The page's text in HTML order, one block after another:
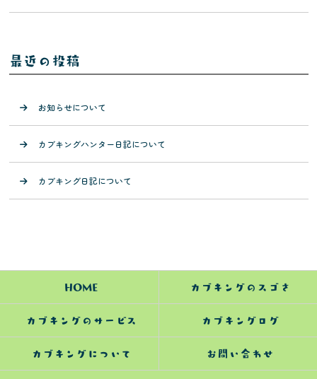
最近の投稿
お知らせについて
カブキングハンター日記について
カブキング日記について
HOME カブキングのスゴさ
カブキングのサービス カブキングログ
カブキングについて お問い合わせ